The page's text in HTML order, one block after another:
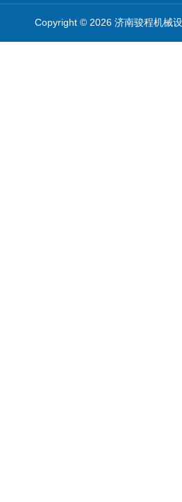
Copyright © 2026 济南骏程机械